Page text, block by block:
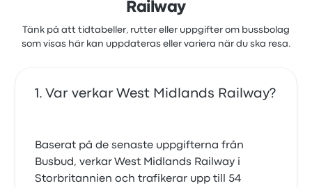
Railway
Tänk på att tidtabeller, rutter eller uppgifter om bussbolag
som visas här kan uppdateras eller variera när du ska resa.
Var verkar West Midlands Railway?
Baserat på de senaste uppgifterna från
Busbud, verkar West Midlands Railway i
Storbritannien och trafikerar upp till 54